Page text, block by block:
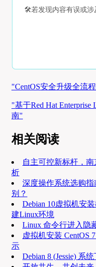
🛠️若发现内容有误或涉
"CentOS安全升级全流
"基于Red Hat
南"
相关阅读
自主可控新标杆，
析
深度操作系统选购指
别？
Debian 10虚拟机安
建Linux环境
Linux 命令行进入隐
虚拟机安装 CentOS
示
Debian 8 (Jessie) 系